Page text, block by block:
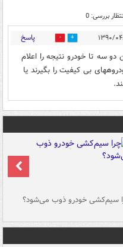
بررسی: 0
0 پاسخ
دو سه تا خودرو نتیجه را اعلام
بی کیفیت را بگیرند یا
سیم‌کشی خودرو ذوب می‌شود؟